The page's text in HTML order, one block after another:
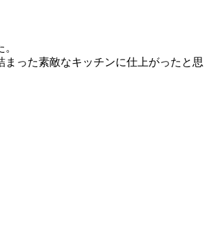
った素敵なキッチンに仕上がったと思